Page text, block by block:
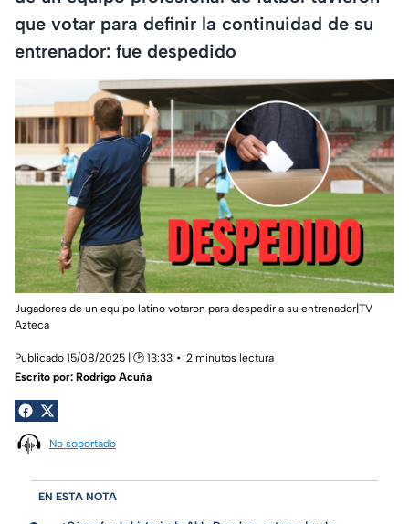
que votar para definir la continuidad de su
entrenador: fue despedido
Jugadores de un equipo latino votaron para despedir a su entrenador|TV
Azteca
Publicado 15/08/2025 | 🕑 13:33
2 minutos lectura
Escrito por: Rodrigo Acuña
No soportado
EN ESTA NOTA